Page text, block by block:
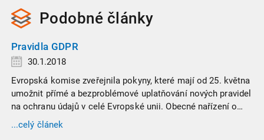
Podobné články
Pravidla GDPR
30.1.2018
Evropská komise zveřejnila pokyny, které mají od 25. května
umožnit přímé a bezproblémové uplatňování nových pravidel
na ochranu údajů v celé Evropské unii. Obecné nařízení o
ochraně osobních údajů neboli GDPR má za úkol posílit
ochranu osobních údajů fyzických osob v Evropské unii a
...celý článek